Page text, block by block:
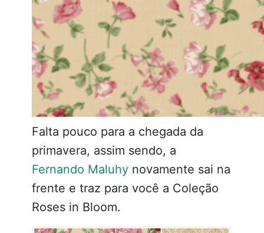
Falta pouco para a chegada da
primavera, assim sendo, a
Fernando Maluhy novamente sai na
frente e traz para você a Coleção
Roses in Bloom.